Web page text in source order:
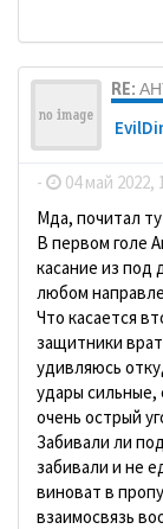
RE:
- 04 май 2022,
Мда, почитал
В первом голе
касание из под
любом
Что касается
защитники
удивляюсь
удары сильные,
очень острый
Забивали ли
забивали и не
виноват в
взаимосвязь